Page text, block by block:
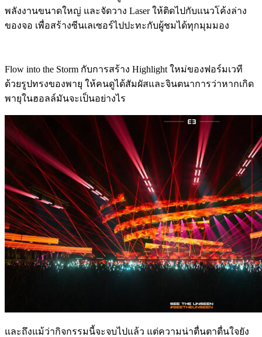
พลังงานขนาดใหญ่ และจัดวาง Laser ให้ติดไปกับแนวโค้งล่าง
ของจอ เพื่อสร้างซีนเลเซอร์ไปปะทะกับผู้ชมได้ทุกมุมมอง
Flow into the Storm กับการสร้าง Highlight ใหม่ของฟอร์มเวที
ด้วยรูปทรงของพายุ ให้คนดูได้สัมผัสและจินตนาการว่าหากเกิด
พายุในฮอลล์มันจะเป็นอย่างไร
และถึงแม้ว่ากิจกรรมนี้จะจบไปแล้ว แต่ความน่าตื่นตาตื่นใจยัง